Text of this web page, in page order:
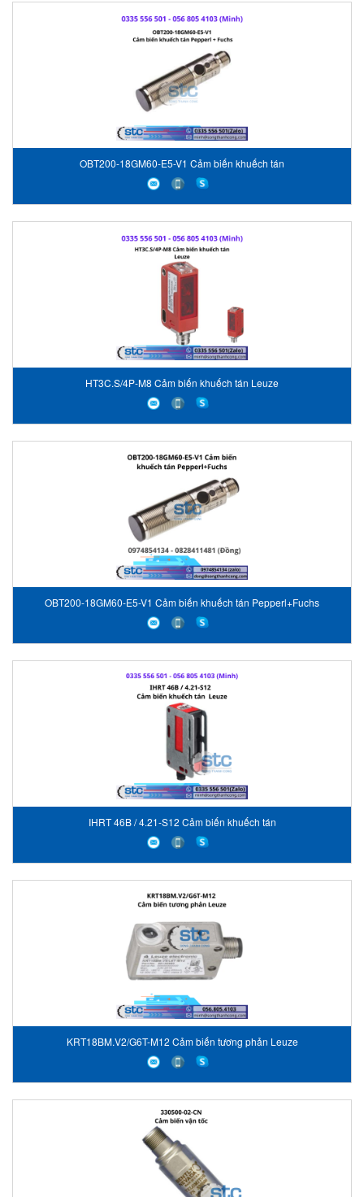
OBT200-18GM60-E5-V1 Cảm biến khuếch tán
HT3C.S/4P-M8 Cảm biến khuếch tán Leuze
OBT200-18GM60-E5-V1 Cảm biến khuếch tán Pepperl+Fuchs
IHRT 46B / 4.21-S12 Cảm biến khuếch tán
KRT18BM.V2/G6T-M12 Cảm biến tương phản Leuze